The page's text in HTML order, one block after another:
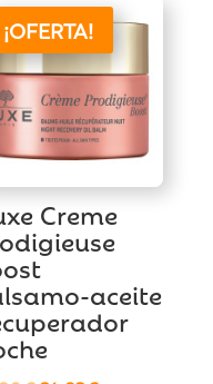
¡OFERTA!
Creme
aceite